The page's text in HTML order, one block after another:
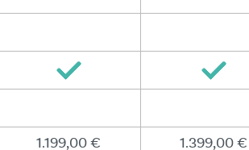
1.199,00 € 1.399,00 €